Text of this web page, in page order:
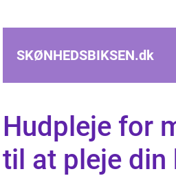
SKØNHEDSBIKSEN.dk
Hudpleje for
til at pleje din